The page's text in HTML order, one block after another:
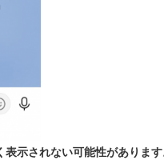
表示されない可能性がありま